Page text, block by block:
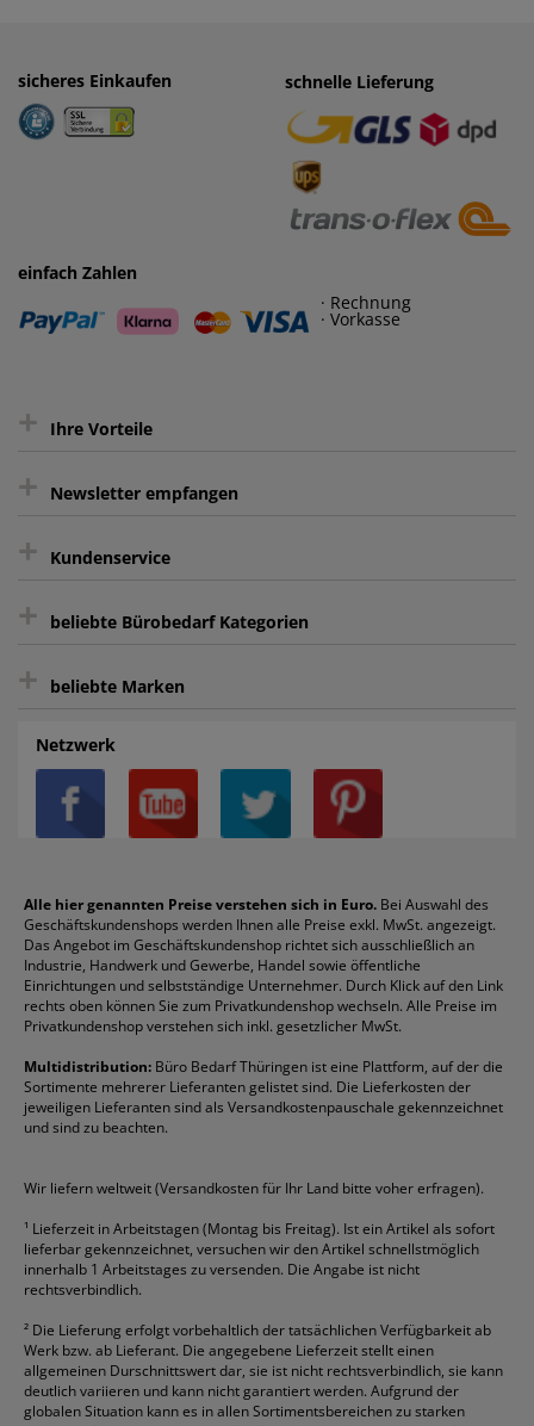
sicheres Einkaufen einfaches Zahlen
· Rechnung
· Vorkasse
schnelle Lieferung
einfach Zahlen
· Rechnung
· Vorkasse
+ Ihre Vorteile
Kauf auf Rechnung³
sicher Shoppen durch SSL
intelligentes Kundenkonto
+ Newsletter empfangen
Sie können sich zu jeder Zeit abmelden.
+ Kundenservice
Kontakt
FAQ
AGB
Datenschutz
Privatsphäre-Einstellungen
Über uns
Reklamation / Retouren
Vertrag widerrufen (Privatkunden)
Rabatte & Aktionen
+ beliebte Bürobedarf Kategorien
Aktenvernichter
Batterien
Bleistifte
Blöcke
Boardmarker
Briefumschläge
Druckerpatronen
Etiketten
Fineliner
Folienschreiber
Formulare
Gelschreiber
Geschäftsbücher
Heftstreifen
Kaffee
Klebeband
Klemmmappen
Kopierpapier
Korrekturmittel
Kugelschreiber
Mappen
Ordner
Packband
Permanentmarker
Radiergummis
Schnellhefter
Sichthüllen
Taschenrechner
Textmarker
Tintenroller
Tintenpatronen
Toilettenpapier
Toner
Versandmaterial
Versandtaschen
+ beliebte Marken
Alco
Avery/Zweckform
Canon
Durable
DYMO
Edding
Esselte
Faber-Castell
Fellowes
Franken
Fripa
HP
Leitz
Läufer
Melitta
Pentel
Pelikan
Pilot
Pritt
Schneider
Stabilo
Staedtler
alle Marken anzeigen
Netzwerk
Alle hier genannten Preise verstehen sich in Euro. Bei Auswahl des
Geschäftskundenshops werden Ihnen alle Preise exkl. MwSt. angezeigt.
Das Angebot im Geschäftskundenshop richtet sich ausschließlich an
Industrie, Handwerk und Gewerbe, Handel sowie öffentliche
Einrichtungen und selbstständige Unternehmer. Durch Klick auf den Link
rechts oben können Sie zum Privatkundenshop wechseln. Alle Preise im
Privatkundenshop verstehen sich inkl. gesetzlicher MwSt.
Multidistribution: Büro Bedarf Thüringen ist eine Plattform, auf der die
Sortimente mehrerer Lieferanten gelistet sind. Die Lieferkosten der
jeweiligen Lieferanten sind als Versandkostenpauschale gekennzeichnet
und sind zu beachten.
Wir liefern weltweit (Versandkosten für Ihr Land bitte voher erfragen).
¹ Lieferzeit in Arbeitstagen (Montag bis Freitag). Ist ein Artikel als sofort
lieferbar gekennzeichnet, versuchen wir den Artikel schnellstmöglich
innerhalb 1 Arbeitstages zu versenden. Die Angabe ist nicht
rechtsverbindlich.
² Die Lieferung erfolgt vorbehaltlich der tatsächlichen Verfügbarkeit ab
Werk bzw. ab Lieferant. Die angegebene Lieferzeit stellt einen
allgemeinen Durschnittswert dar, sie ist nicht rechtsverbindlich, sie kann
deutlich variieren und kann nicht garantiert werden. Aufgrund der
globalen Situation kann es in allen Sortimentsbereichen zu starken